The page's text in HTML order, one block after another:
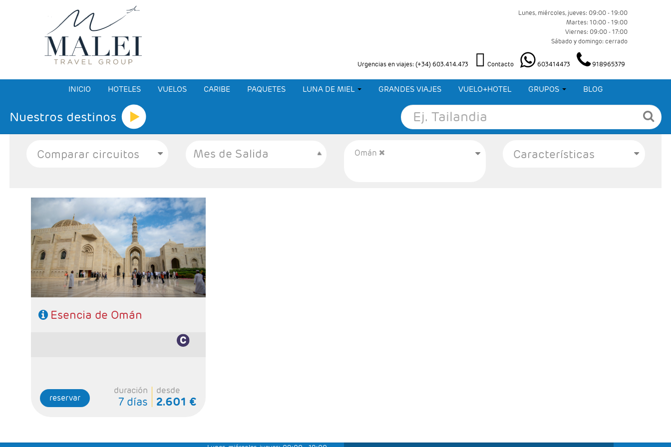
Lunes, miércoles, jueves: 09:00 - 19:00
Martes: 10:00 - 19:00
Viernes: 09:00 - 17:00
Sábado y domingo: cerrado
Urgencias en viajes: (+34) 603.414.473 Contacto 603414473 918965379
INICIO HOTELES VUELOS CARIBE PAQUETES LUNA DE MIEL GRANDES VIAJES VUELO+HOTEL GRUPOS BLOG
Nuestros destinos
Mes de Salida Omán
Salidas: Según calendario
Ruta: 3 noches en Muscat, 1 noche en Nizwa,
1 noche en Wahiba Sands y 1 noche en Ras Al
Jinz
Régimen: Media Pensión
Categoría hotelera: Standard y Superior
Esencia de Omán
reservar
duración
7 días
desde
2.601 €